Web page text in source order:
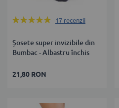
Rating:
17 recenzii
Șosete super invizibile din
Bumbac - Albastru închis
21,80 RON